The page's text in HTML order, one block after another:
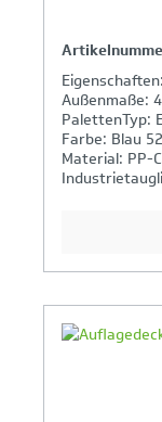
Eigenschaften:
Außenmaße:
PalettenTyp:
Farbe: Blau
Material: PP-
Ihr